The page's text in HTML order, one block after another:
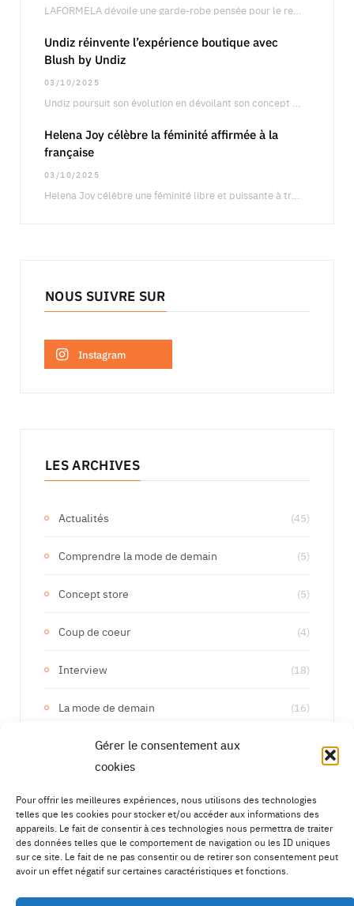
Gérer le consentement aux
cookies
Pour offrir les meilleures expériences, nous utilisons des technologies
telles que les cookies pour stocker et/ou accéder aux informations des
appareils. Le fait de consentir à ces technologies nous permettra de traiter
des données telles que le comportement de navigation ou les ID uniques
sur ce site. Le fait de ne pas consentir ou de retirer son consentement peut
avoir un effet négatif sur certaines caractéristiques et fonctions.
Undiz réinvente l’expérience boutique avec
Blush by Undiz
03/10/2025
Helena Joy célèbre la féminité affirmée à la
française
03/10/2025
NOUS SUIVRE SUR
Instagram
LES ARCHIVES
Actualités (45)
Comprendre la mode de demain (5)
Concept store (5)
Coup de coeur (4)
Interview (18)
La mode de demain (16)
Les marques de demain